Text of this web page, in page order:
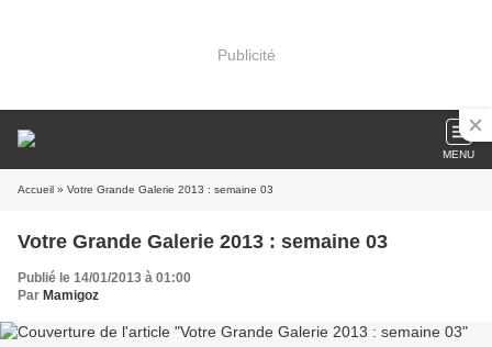
Publicité
MENU
Accueil » Votre Grande Galerie 2013 : semaine 03
Votre Grande Galerie 2013 : semaine 03
Publié le 14/01/2013 à 01:00
Par Mamigoz